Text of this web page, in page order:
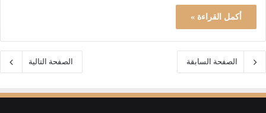
أكمل القراءة »
الصفحة السابقة الصفحة التالية